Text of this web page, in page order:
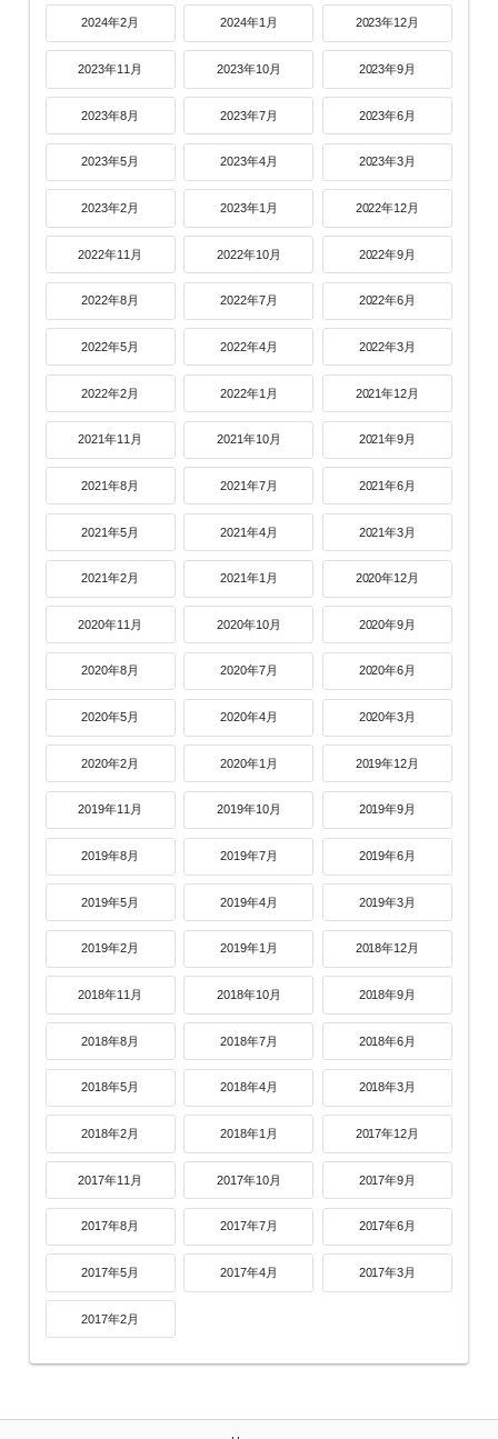
2024年2月 2024年1月 2023年12月
2023年11月 2023年10月 2023年9月
2023年8月 2023年7月 2023年6月
2023年5月 2023年4月 2023年3月
2023年2月 2023年1月 2022年12月
2022年11月 2022年10月 2022年9月
2022年8月 2022年7月 2022年6月
2022年5月 2022年4月 2022年3月
2022年2月 2022年1月 2021年12月
2021年11月 2021年10月 2021年9月
2021年8月 2021年7月 2021年6月
2021年5月 2021年4月 2021年3月
2021年2月 2021年1月 2020年12月
2020年11月 2020年10月 2020年9月
2020年8月 2020年7月 2020年6月
2020年5月 2020年4月 2020年3月
2020年2月 2020年1月 2019年12月
2019年11月 2019年10月 2019年9月
2019年8月 2019年7月 2019年6月
2019年5月 2019年4月 2019年3月
2019年2月 2019年1月 2018年12月
2018年11月 2018年10月 2018年9月
2018年8月 2018年7月 2018年6月
2018年5月 2018年4月 2018年3月
2018年2月 2018年1月 2017年12月
2017年11月 2017年10月 2017年9月
2017年8月 2017年7月 2017年6月
2017年5月 2017年4月 2017年3月
2017年2月